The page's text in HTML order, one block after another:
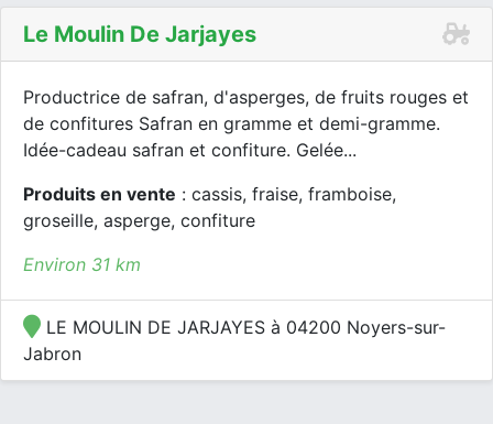
Le Moulin De Jarjayes
Productrice de safran, d'asperges, de fruits rouges et
de confitures Safran en gramme et demi-gramme.
Idée-cadeau safran et confiture. Gelée...
Produits en vente : cassis, fraise, framboise,
groseille, asperge, confiture
Environ 31 km
LE MOULIN DE JARJAYES à 04200 Noyers-sur-
Jabron